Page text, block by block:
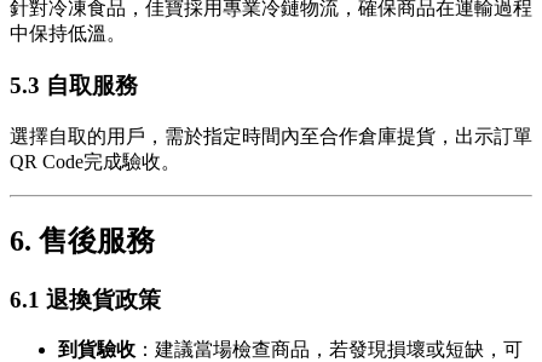
針對冷凍食品，佳寶採用專業冷鏈物流，確保商品在運輸過程
中保持低溫。
5.3 自取服務
選擇自取的用戶，需於指定時間內至合作倉庫提貨，出示訂單
QR Code完成驗收。
6. 售後服務
6.1 退換貨政策
到貨驗收 ：建議當場檢查商品，若發現損壞或短缺，可